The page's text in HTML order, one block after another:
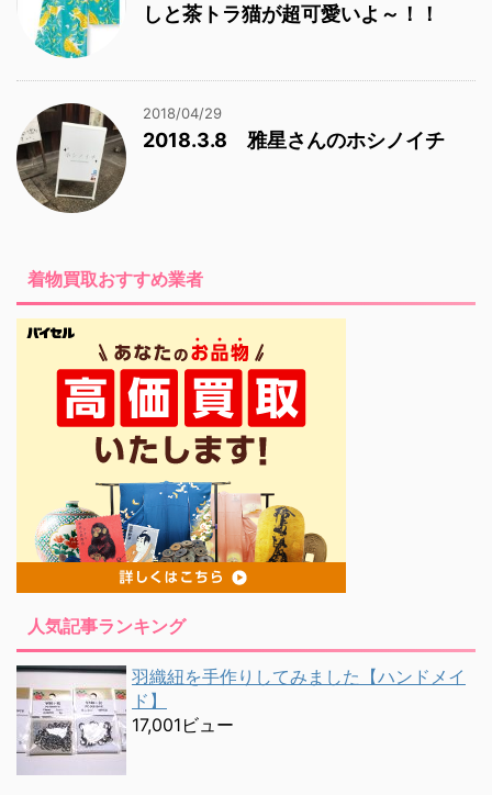
しと茶トラ猫が超可愛いよ～！！
2018/04/29
2018.3.8 雅星さんのホシノイチ
着物買取おすすめ業者
人気記事ランキング
羽織紐を手作りしてみました【ハンドメイ
ド】
17,001ビュー